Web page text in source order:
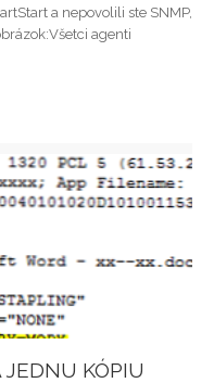
a nepovolili ste SNMP,
agenti
KÓPIU